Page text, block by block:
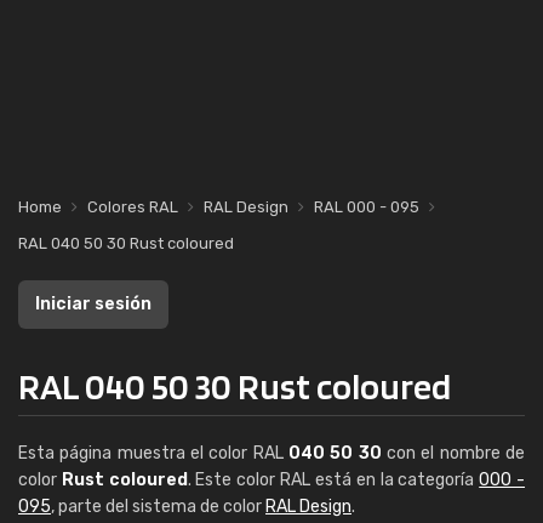
Home Colores RAL RAL Design
RAL 000 - 095
RAL 040 50 30 Rust coloured
Iniciar sesión
RAL 040 50 30 Rust coloured
Esta página muestra el color RAL 040 50 30 con el nombre de
color Rust coloured. Este color RAL está en la categoría000 -
095, parte del sistema de color RAL Design.